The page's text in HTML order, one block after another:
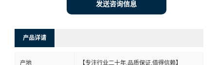
发送咨询信息
产品详请
产地 【专注行业二十年,品质保证,值得信赖】